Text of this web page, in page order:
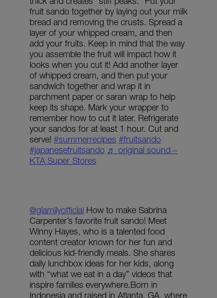
fruit sando together by laying out your milk
bread and removing the crusts. Spread a
layer of your whipped cream, and then
add your fruits. Keep in mind that the way
you assemble the fruit will impact how it
looks when you cut it! Add another layer
of whipped cream, and then put your
sandwich together and wrap it in
parchment paper or saran wrap to help
keep its shape. Mark your wrapper to
remember how to cut it later. Refrigerate
your sandos for at least 1 hour. Cut and
serve! #summerrecipes #fruitsando
#japanesefruitsando ♬ original sound –
KTA Super Stores
@glamilyofficial How to make Sabrina
Carpenter’s favorite fruit sando! Meet
Winny Hayes, who is a talented food
content creator known for her fun and
delicious kid-friendly meals. She shares
daily lunchbox ideas for her kids, along
with “what we eat in a day” videos that
inspire families everywhere.Born in
Indonesia and raised in Atlanta, GA, where